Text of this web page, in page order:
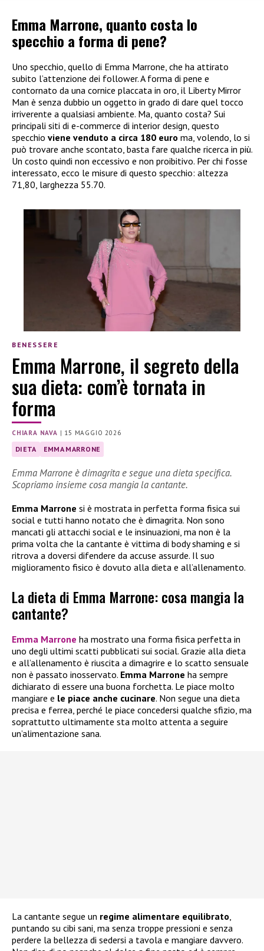
Emma Marrone, quanto costa lo
specchio a forma di pene?
Uno specchio, quello di Emma Marrone, che ha attirato
subito l’attenzione dei follower. A forma di pene e
contornato da una cornice placcata in oro, il Liberty Mirror
Man è senza dubbio un oggetto in grado di dare quel tocco
irriverente a qualsiasi ambiente. Ma, quanto costa? Sui
principali siti di e-commerce di interior design, questo
specchio viene venduto a circa 180 euro ma, volendo, lo si
può trovare anche scontato, basta fare qualche ricerca in più.
Un costo quindi non eccessivo e non proibitivo. Per chi fosse
interessato, ecco le misure di questo specchio: altezza
71,80, larghezza 55.70.
BENESSERE
Emma Marrone, il segreto della
sua dieta: com’è tornata in
forma
CHIARA NAVA | 15 MAGGIO 2026
DIETA EMMA MARRONE
Emma Marrone è dimagrita e segue una dieta specifica.
Scopriamo insieme cosa mangia la cantante.
Emma Marrone si è mostrata in perfetta forma fisica sui
social e tutti hanno notato che è dimagrita. Non sono
mancati gli attacchi social e le insinuazioni, ma non è la
prima volta che la cantante è vittima di body shaming e si
ritrova a doversi difendere da accuse assurde. Il suo
miglioramento fisico è dovuto alla dieta e all’allenamento.
La dieta di Emma Marrone: cosa mangia la
cantante?
Emma Marrone ha mostrato una forma fisica perfetta in
uno degli ultimi scatti pubblicati sui social. Grazie alla dieta
e all’allenamento è riuscita a dimagrire e lo scatto sensuale
non è passato inosservato. Emma Marrone ha sempre
dichiarato di essere una buona forchetta. Le piace molto
mangiare e le piace anche cucinare. Non segue una dieta
precisa e ferrea, perché le piace concedersi qualche sfizio, ma
soprattutto ultimamente sta molto attenta a seguire
un’alimentazione sana.
La cantante segue un regime alimentare equilibrato,
puntando su cibi sani, ma senza troppe pressioni e senza
perdere la bellezza di sedersi a tavola e mangiare davvero.